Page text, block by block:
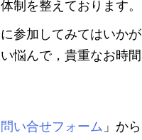
制を整えております。
参加してみてはいかが
悩んで，貴重なお時間
い合せフォーム 」から